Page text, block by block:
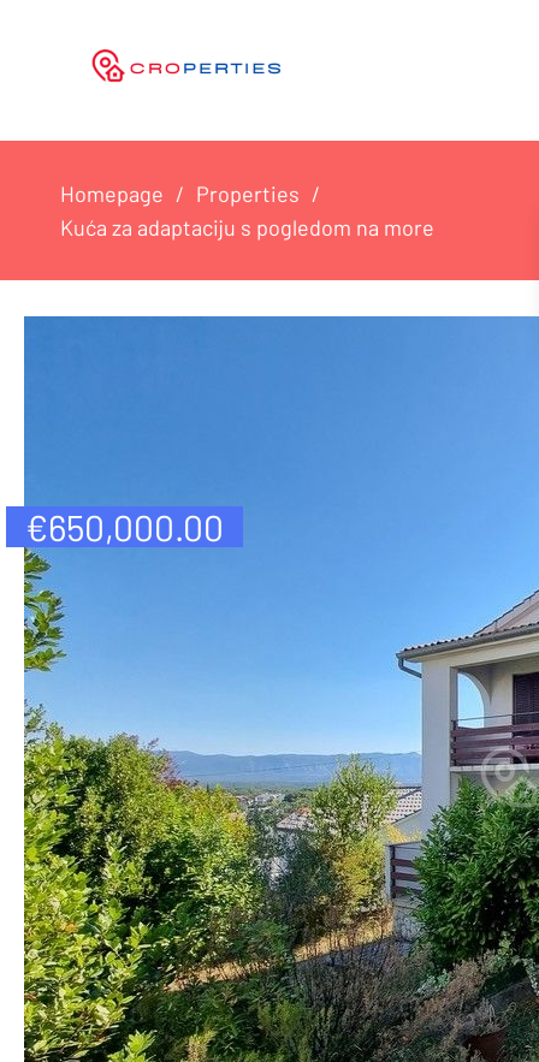
Homepage
Properties
Kuća za adaptaciju s pogledom na more
€650,000.00